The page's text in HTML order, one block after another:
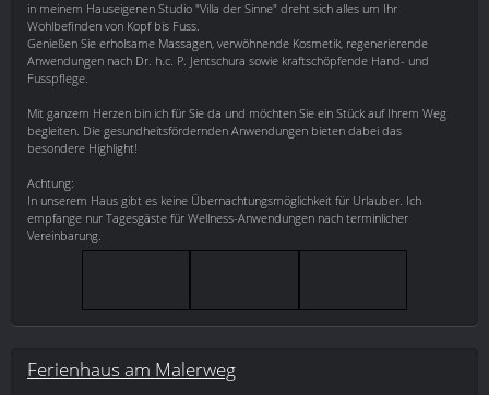
in meinem Hauseigenen Studio "Villa der Sinne" dreht sich alles um Ihr
Wohlbefinden von Kopf bis Fuss.
Genießen Sie erholsame Massagen, verwöhnende Kosmetik, regenerierende
Anwendungen nach Dr. h.c. P. Jentschura sowie kraftschöpfende Hand- und
Fusspflege.
Mit ganzem Herzen bin ich für Sie da und möchten Sie ein Stück auf Ihrem Weg
begleiten. Die gesundheitsfördernden Anwendungen bieten dabei das
besondere Highlight!
Achtung:
In unserem Haus gibt es keine Übernachtungsmöglichkeit für Urlauber. Ich
empfange nur Tagesgäste für Wellness-Anwendungen nach terminlicher
Vereinbarung.
Ferienhaus am Malerweg